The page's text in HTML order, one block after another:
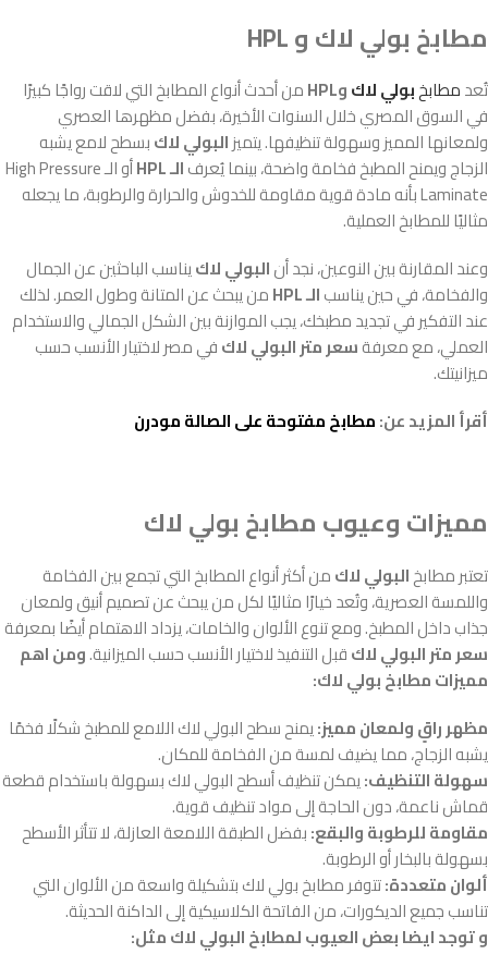
مطابخ بولي لاك و HPL
تُعدمطابخبولي لاكوHPL
من أحدث أنواع المطابخ التي لاقت رواجًا كبيرًا
في السوق المصري خلال السنوات الأخيرة، بفضل مظهرها العصري
ولمعانها المميز وسهولة تنظيفها. يتميزالبولي لاكبسطح لامع يشبه
الزجاج ويمنح المطبخ فخامة واضحة، بينما يُعرفالـ HPL
أو الـ High Pressure
Laminate بأنه مادة قوية مقاومة للخدوش والحرارة والرطوبة، ما يجعله
مثاليًا للمطابخ العملية.
وعند المقارنة بين النوعين، نجد أنالبولي لاكيناسب الباحثين عن الجمال
والفخامة، في حين يناسبالـ HPL
من يبحث عن المتانة وطول العمر. لذلك
عند التفكير في تجديد مطبخك، يجب الموازنة بين الشكل الجمالي والاستخدام
العملي، مع معرفةسعر متر البولي لاكفي مصر لاختيار الأنسب حسب
ميزانيتك.
أقرأ المزيد عن:مطابخ مفتوحة على الصالة مودرن
مميزات وعيوب مطابخ بولي لاك
تعتبر مطابخالبولي لاكمن أكثر أنواع المطابخ التي تجمع بين الفخامة
واللمسة العصرية، وتُعد خيارًا مثاليًا لكل من يبحث عن تصميم أنيق ولمعان
جذاب داخل المطبخ. ومع تنوع الألوان والخامات، يزداد الاهتمام أيضًا بمعرفة
سعر متر البولي لاكقبل التنفيذ لاختيار الأنسب حسب الميزانية.ومن اهم
مميزات مطابخ بولي لاك:
مظهر راقٍ ولمعان مميز:يمنح سطح البولي لاك اللامع للمطبخ شكلًا فخمًا
يشبه الزجاج، مما يضيف لمسة من الفخامة للمكان.
سهولة التنظيف:يمكن تنظيف أسطح البولي لاك بسهولة باستخدام قطعة
قماش ناعمة، دون الحاجة إلى مواد تنظيف قوية.
مقاومة للرطوبة والبقع:بفضل الطبقة اللامعة العازلة، لا تتأثر الأسطح
بسهولة بالبخار أو الرطوبة.
ألوان متعددة:تتوفر مطابخ بولي لاك بتشكيلة واسعة من الألوان التي
تناسب جميع الديكورات، من الفاتحة الكلاسيكية إلى الداكنة الحديثة.
و توجد ايضا بعض العيوب لمطابخ البولي لاك مثل: